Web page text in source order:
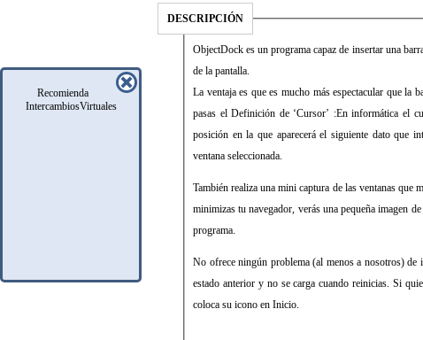
Recomienda
IntercambiosVirtuales
DESCRIPCIÓN
ObjectDock es un programa capaz de insertar una
de la pantalla.
La ventaja es que es mucho más espectacular que la
pasas el Definición de ‘Cursor’ :En informática el
posición en la que aparecerá el siguiente dato que
ventana seleccionada.
También realiza una mini captura de las ventanas
minimizas tu navegador, verás una pequeña imagen
programa.
No ofrece ningún problema (al menos a nosotros)
estado anterior y no se carga cuando reinicias. Si
coloca su icono en Inicio.